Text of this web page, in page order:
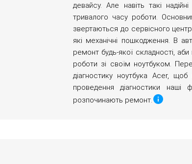
девайсу. Але навіть такі
тривалого часу роботи.
звертаються до сервісного
які механічні пошкодження. В
ремонт будь-якої складності,
роботи зі своїм ноутбуком.
діагностику ноутбука Acer,
проведення діагностики наші
розпочинають ремонт.